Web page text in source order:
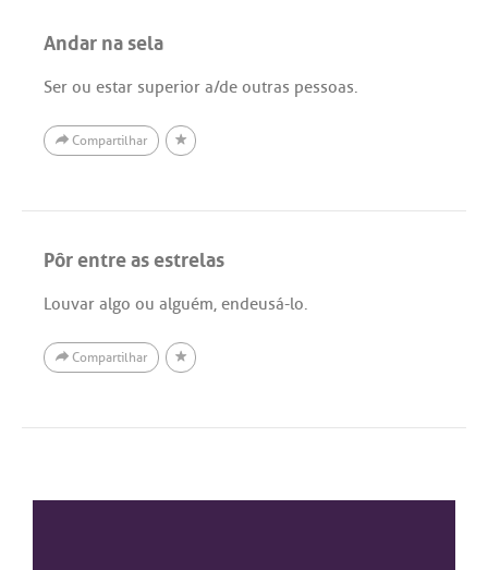
Andar na sela
Ser ou estar superior a/de outras pessoas.
Compartilhar
Pôr entre as estrelas
Louvar algo ou alguém, endeusá-lo.
Compartilhar